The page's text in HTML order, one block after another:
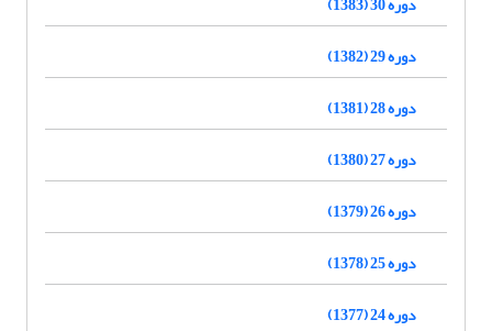
دوره 29 (1382)
دوره 28 (1381)
دوره 27 (1380)
دوره 26 (1379)
دوره 25 (1378)
دوره 24 (1377)